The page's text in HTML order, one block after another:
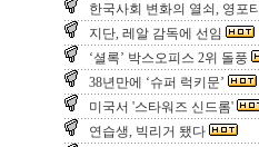
한국사회 변화의 열쇠, 영포티
지단, 레알 감독에 선임
‘셜록’ 박스오피스 2위 돌풍
38년만에 ‘슈퍼 럭키문’
미국서 '스타워즈 신드롬'
연습생, 빅리거 됐다